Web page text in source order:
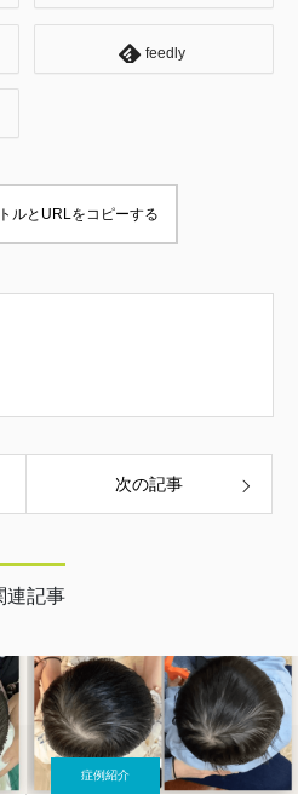
門とする鍼灸院にて修行。 婦人科疾
へのアプローチ、東洋医学的な診察方
だけでは根本的には良くならないこ
。 ↓ 妊産婦のお悩みを専門に扱う整
い、施術家としての頭打ちを感じる。
折、現在の師匠である松本恒平と出会
くの施術家が見落としている原理原
習得した技術や知識のバラバラだっ
が”線”で繋がる。 それをきっかけに、
状と闘う人たちの力になれることを確
feedly
ルとURLをコピーする
次の記事
連記事
症例紹介